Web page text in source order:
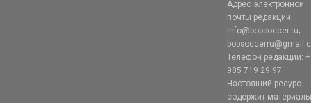
Адрес электронной
почты редакции:
info@bobsoccer.ru;
Телефон редакции:
985 719 29 97
Настоящий ресурс
содержит